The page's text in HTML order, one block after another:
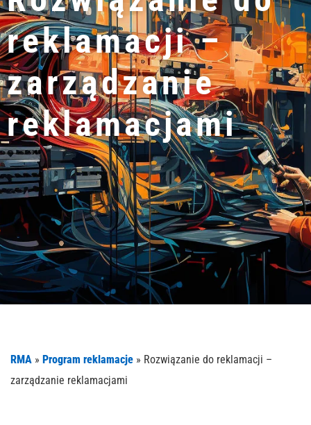
reklamacji –
zarządzanie
reklamacjami
RMA » Program reklamacje » Rozwiązanie do reklamacji –
zarządzanie reklamacjami